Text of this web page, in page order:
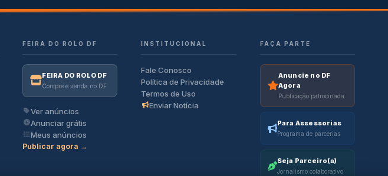
FEIRA DO ROLO DF
FEIRA DO ROLO DF
Compre e venda no DF
Ver anúncios
Anunciar grátis
Meus anúncios
Publicar agora →
INSTITUCIONAL
Fale Conosco
Política de Privacidade
Termos de Uso
Enviar Notícia
FAÇA PARTE
Anuncie no DF
Agora
Publicação patrocinada
Para Assessorias
Programa de parcerias
Seja Parceiro(a)
Jornalismo colaborativo